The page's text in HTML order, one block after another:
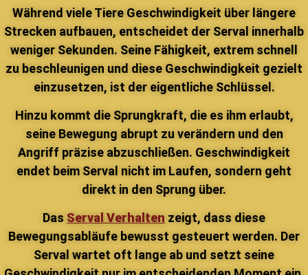
Während viele Tiere Geschwindigkeit über längere
Strecken aufbauen, entscheidet der Serval innerhalb
weniger Sekunden. Seine Fähigkeit, extrem schnell
zu beschleunigen und diese Geschwindigkeit gezielt
einzusetzen, ist der eigentliche Schlüssel.
Hinzu kommt die Sprungkraft, die es ihm erlaubt,
seine Bewegung abrupt zu verändern und den
Angriff präzise abzuschließen. Geschwindigkeit
endet beim Serval nicht im Laufen, sondern geht
direkt in den Sprung über.
Das Serval Verhalten zeigt, dass diese
Bewegungsabläufe bewusst gesteuert werden. Der
Serval wartet oft lange ab und setzt seine